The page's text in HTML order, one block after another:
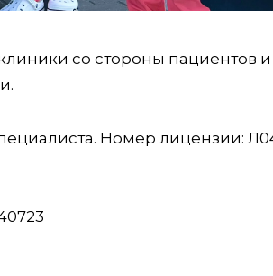
со стороны пациентов и
Номер лицензии: